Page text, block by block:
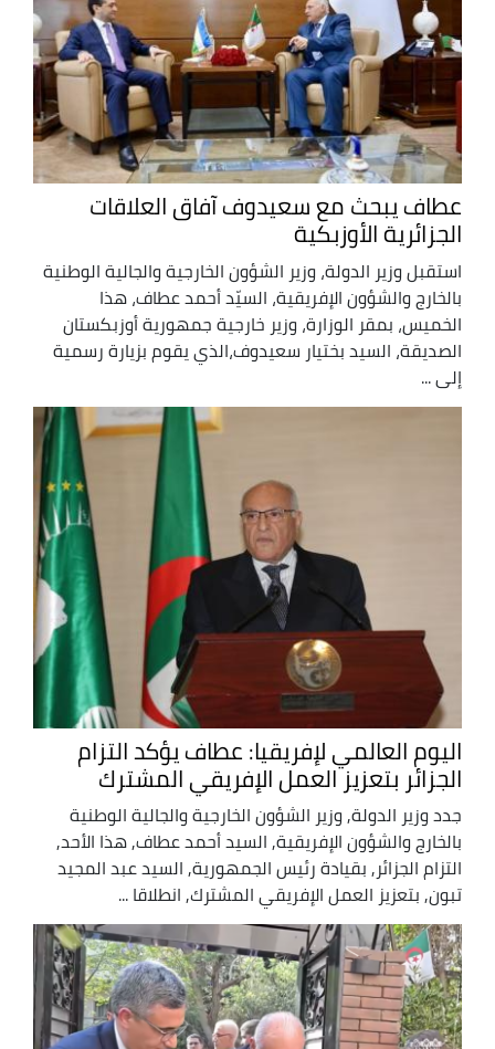
عطاف يبحث مع سعيدوف آفاق العلاقات
الجزائرية الأوزبكية
استقبل وزير الدولة، وزير الشؤون الخارجية والجالية الوطنية
بالخارج والشؤون الإفريقية، السيّد أحمد عطاف، هذا
الخميس، بمقر الوزارة، وزير خارجية جمهورية أوزبكستان
الصديقة، السيد بختيار سعيدوف،الذي يقوم بزيارة رسمية
إلى ...
اليوم العالمي لإفريقيا: عطاف يؤكد التزام
الجزائر بتعزيز العمل الإفريقي المشترك
جدد وزير الدولة, وزير الشؤون الخارجية والجالية الوطنية
بالخارج والشؤون الإفريقية, السيد أحمد عطاف, هذا الأحد,
التزام الجزائر, بقيادة رئيس الجمهورية, السيد عبد المجيد
تبون, بتعزيز العمل الإفريقي المشترك, انطلاقا ...